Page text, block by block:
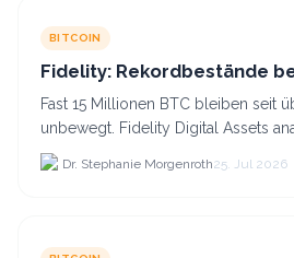
BITCOIN
Fidelity: Rekordbestände
Fast 15 Millionen BTC bleiben seit
unbewegt. Fidelity Digital Assets
Anlegerüberzeugung trotz
BTC-Preis.
Dr. Stephanie Morgenroth25. Jul 2026